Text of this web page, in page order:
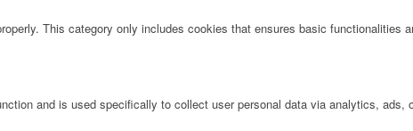
This category only includes cookies that ensures basic
and is used specifically to collect user personal data via analytics,